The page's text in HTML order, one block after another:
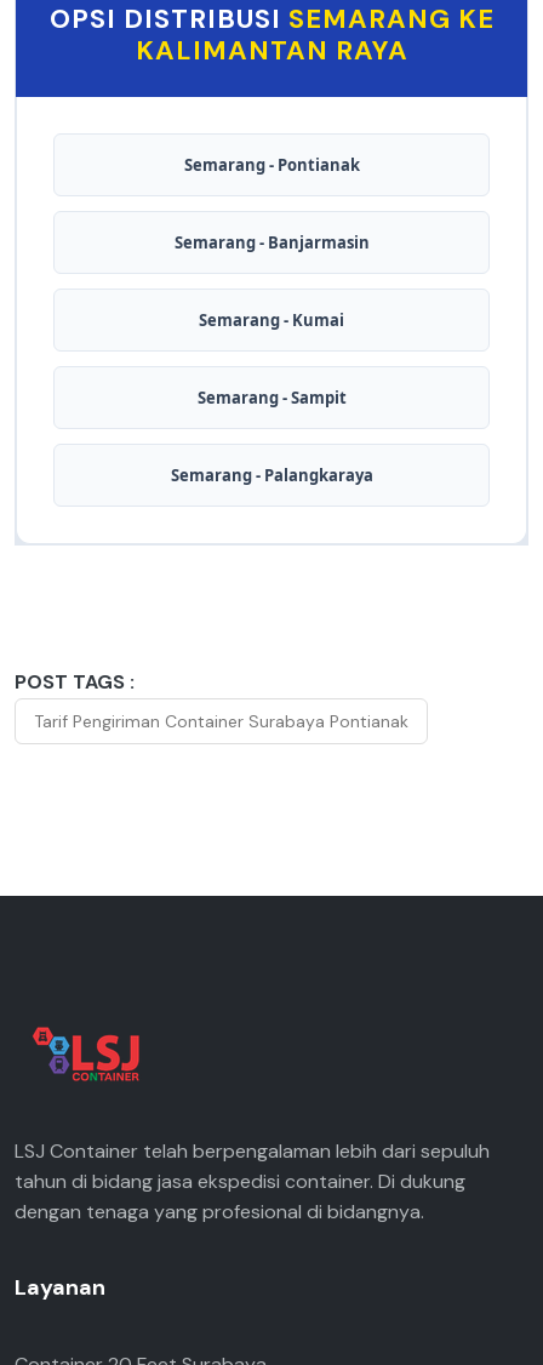
OPSI DISTRIBUSI SEMARANG KE
KALIMANTAN RAYA
Semarang - Pontianak
Semarang - Banjarmasin
Semarang - Kumai
Semarang - Sampit
Semarang - Palangkaraya
POST TAGS :
Tarif Pengiriman Container Surabaya Pontianak
LSJ Container telah berpengalaman lebih dari sepuluh
tahun di bidang jasa ekspedisi container. Di dukung
dengan tenaga yang profesional di bidangnya.
Layanan